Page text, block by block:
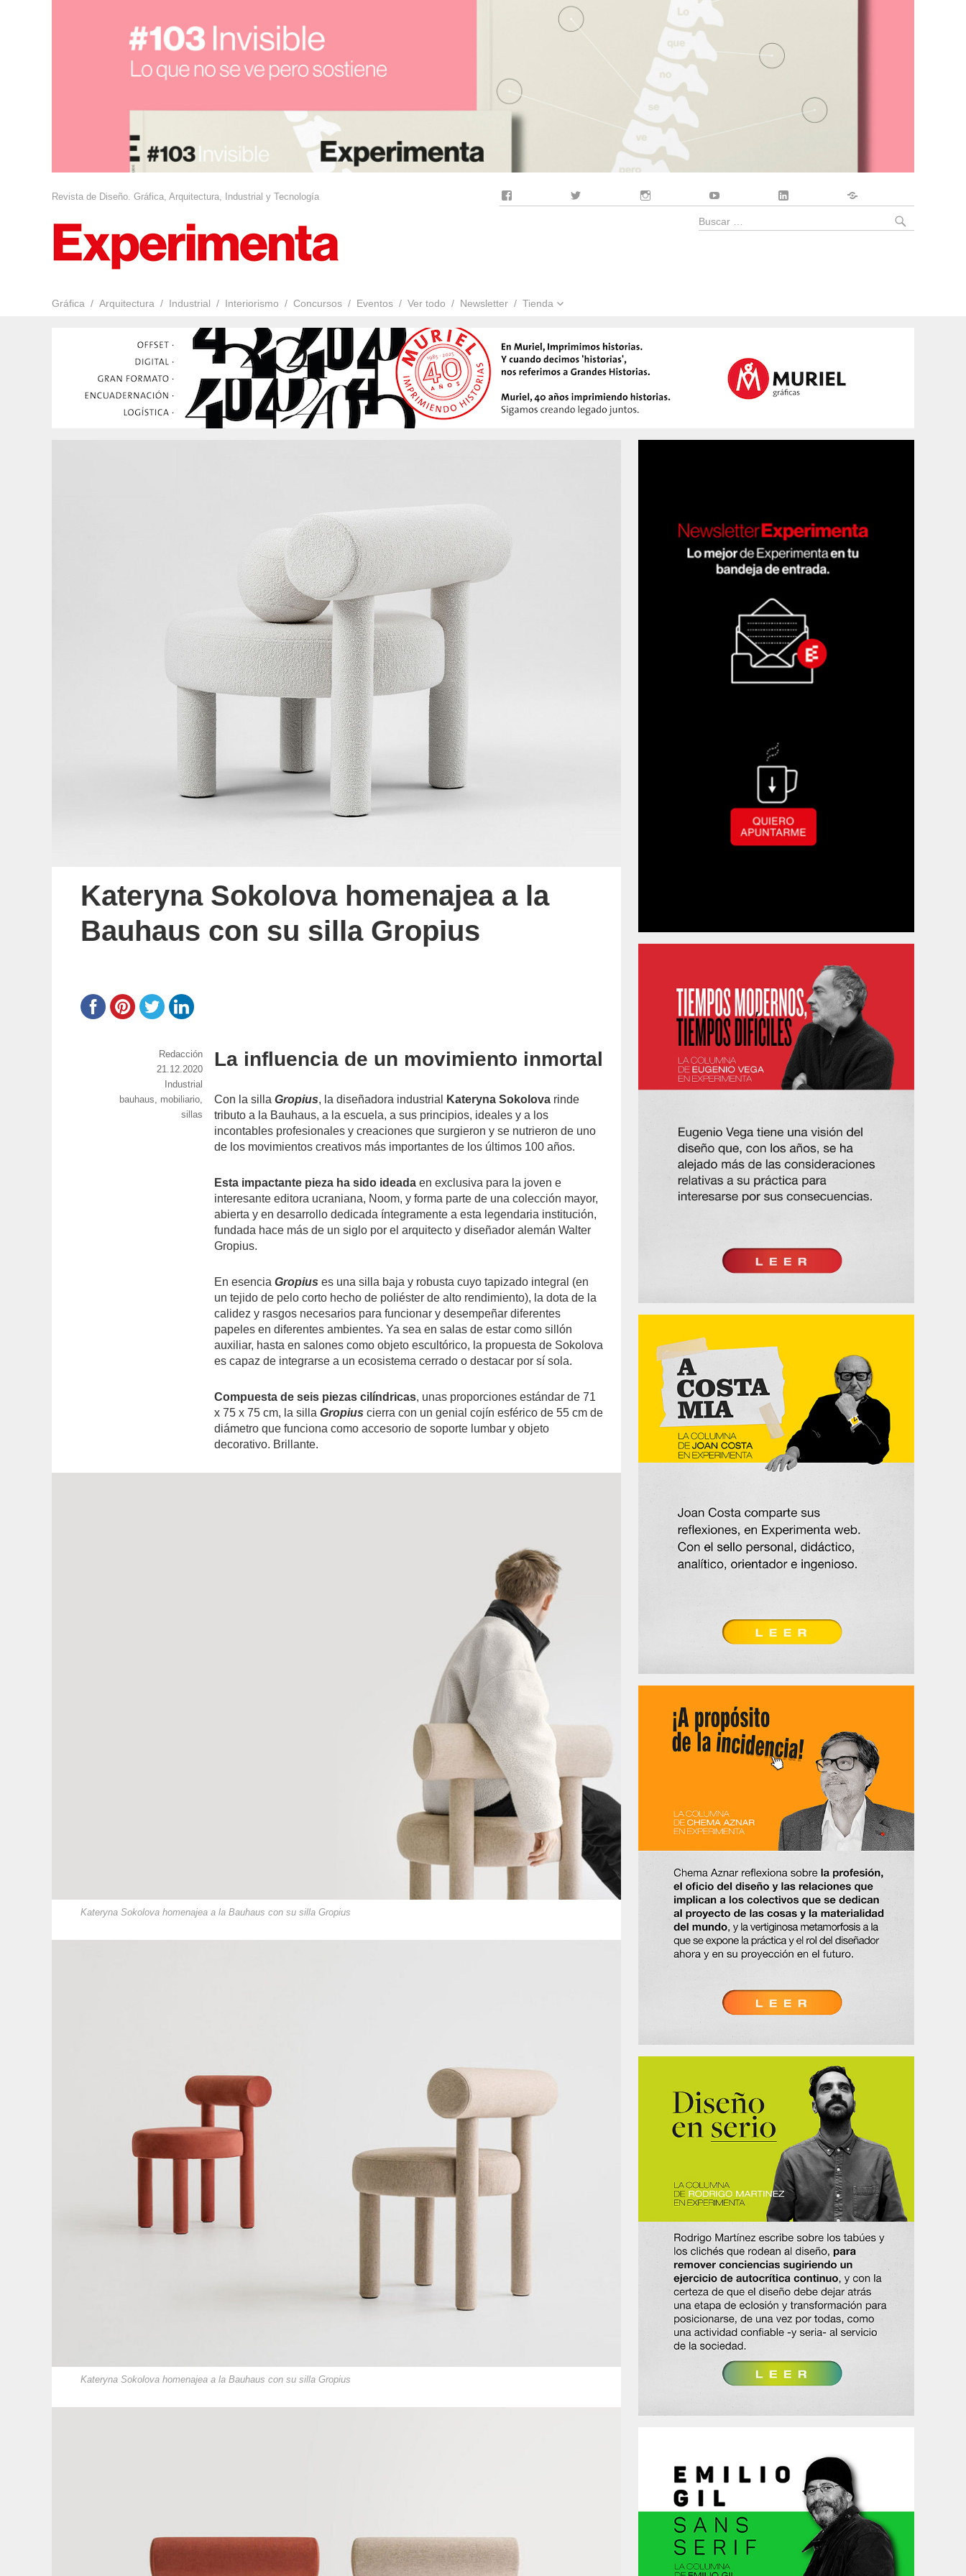
Revista de Diseño. Gráfica, Arquitectura, Industrial y Tecnología
Gráfica Arquitectura Industrial Interiorismo Concursos Eventos Ver todo Newsletter Tienda
Buscar
Kateryna Sokolova homenajea a la
Bauhaus con su silla Gropius
La influencia de un movimiento inmortal
Con la sillaGropius, la diseñadora industrial Kateryna Sokolova rinde
tributo a la Bauhaus, a la escuela, a sus principios, ideales y a los
incontables profesionales y creaciones que surgieron y se nutrieron de uno
de los movimientos creativos más importantes de los últimos 100 años.
Esta impactante pieza ha sido ideada en exclusiva para la joven e
interesante editora ucraniana, Noom, y forma parte de una colección mayor,
abierta y en desarrollo dedicada íntegramente a esta legendaria institución,
fundada hace más de un siglo por el arquitecto y diseñador alemán Walter
Gropius.
En esenciaGropius es una silla baja y robusta cuyo tapizado integral (en
un tejido de pelo corto hecho de poliéster de alto rendimiento), la dota de la
calidez y rasgos necesarios para funcionar y desempeñar diferentes
papeles en diferentes ambientes. Ya sea en salas de estar como sillón
auxiliar, hasta en salones como objeto escultórico, la propuesta de Sokolova
es capaz de integrarse a un ecosistema cerrado o destacar por sí sola.
Compuesta de seis piezas cilíndricas, unas proporciones estándar de 71
x 75 x 75 cm, la silla Gropius cierra con un genial cojín esférico de 55 cm de
diámetro que funciona como accesorio de soporte lumbar y objeto
decorativo. Brillante.
Kateryna Sokolova homenajea a la Bauhaus con su silla Gropius
Kateryna Sokolova homenajea a la Bauhaus con su silla Gropius
https://www.experimenta.es/author/redaccion/
Redacción
Publicado
21.12.2020
Categorías
Industrial
Etiquetas
bauhaus, mobiliario,
sillas